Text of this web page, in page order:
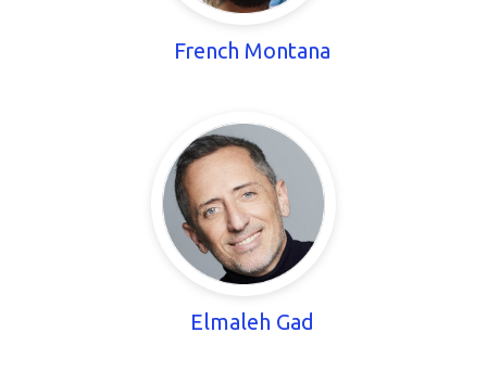
French Montana
Elmaleh Gad